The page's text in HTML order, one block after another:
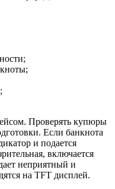
Проверять купюры
Если банкнота
и подается
включается
неприятный и
на TFT дисплей.